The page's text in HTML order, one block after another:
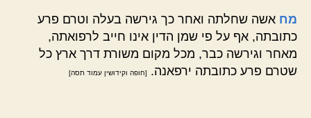
מח אשה שחלתה ואחר כך גירשה בעלה וטרם פרע
כתובתה, אף על פי שמן הדין אינו חייב לרפואתה,
מאחר וגירשה כבר, מכל מקום משורת דרך ארץ כל
שטרם פרע כתובתה ירפאנה.
[חופה וקידושין עמוד תסה]